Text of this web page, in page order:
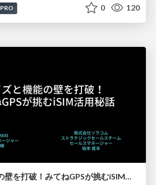
PRO 0 120
サイズと機能の壁を打破！みてねGPSが挑むiSIM活用秘話【SORACOM Discovery 2026】